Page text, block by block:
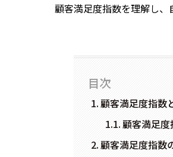
顧客満足度指数を理解し、
目次
顧客満足度指数
顧客満足
顧客満足度指数